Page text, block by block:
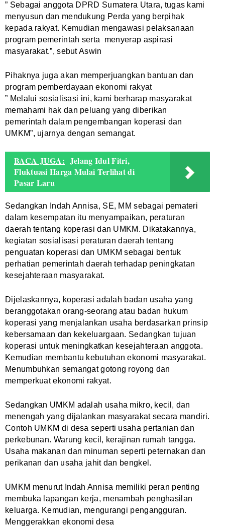
” Sebagai anggota DPRD Sumatera Utara, tugas kami
menyusun dan mendukung Perda yang berpihak
kepada rakyat. Kemudian mengawasi pelaksanaan
program pemerintah serta menyerap aspirasi
masyarakat.”, sebut Aswin
Pihaknya juga akan memperjuangkan bantuan dan
program pemberdayaan ekonomi rakyat
” Melalui sosialisasi ini, kami berharap masyarakat
memahami hak dan peluang yang diberikan
pemerintah dalam pengembangan koperasi dan
UMKM”, ujarnya dengan semangat.
BACA JUGA: Jelang Idul Fitri,
Fluktuasi Harga Mulai Terlihat di
Pasar Laru
Sedangkan Indah Annisa, SE, MM sebagai pemateri
dalam kesempatan itu menyampaikan, peraturan
daerah tentang koperasi dan UMKM. Dikatakannya,
kegiatan sosialisasi peraturan daerah tentang
penguatan koperasi dan UMKM sebagai bentuk
perhatian pemerintah daerah terhadap peningkatan
kesejahteraan masyarakat.
Dijelaskannya, koperasi adalah badan usaha yang
beranggotakan orang-seorang atau badan hukum
koperasi yang menjalankan usaha berdasarkan prinsip
kebersamaan dan kekeluargaan. Sedangkan tujuan
koperasi untuk meningkatkan kesejahteraan anggota.
Kemudian membantu kebutuhan ekonomi masyarakat.
Menumbuhkan semangat gotong royong dan
memperkuat ekonomi rakyat.
Sedangkan UMKM adalah usaha mikro, kecil, dan
menengah yang dijalankan masyarakat secara mandiri.
Contoh UMKM di desa seperti usaha pertanian dan
perkebunan. Warung kecil, kerajinan rumah tangga.
Usaha makanan dan minuman seperti peternakan dan
perikanan dan usaha jahit dan bengkel.
UMKM menurut Indah Annisa memiliki peran penting
membuka lapangan kerja, menambah penghasilan
keluarga. Kemudian, mengurangi pengangguran.
Menggerakkan ekonomi desa